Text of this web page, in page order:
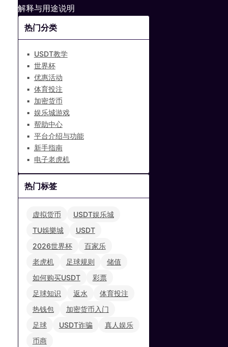
解释与用途说明
热门分类
USDT教学
世界杯
优惠活动
体育投注
加密货币
娱乐城游戏
帮助中心
平台介绍与功能
新手指南
电子老虎机
热门标签
虚拟货币
USDT娱乐城
TU娛樂城
USDT
2026世界杯
百家乐
老虎机
足球规则
储值
如何购买USDT
彩票
足球知识
返水
体育投注
热钱包
加密货币入门
足球
USDT诈骗
真人娱乐
币商